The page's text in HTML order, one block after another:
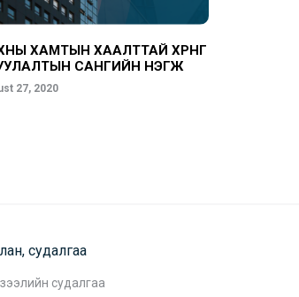
ХАМТЫН ХААЛТТАЙ ХӨРӨНГӨ
САНГИЙН НЭГЖ
БҮРТГЭГДЛЭЭ
27, 2020
судалгаа
судалгаа